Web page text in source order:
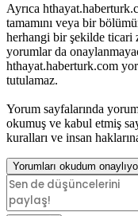
Ayrıca
tamamını veya bir
herhangi bir şekilde ticari
yorumlar da
hthayat.haberturk.com
tutulamaz.
Yorum sayfalarında
okumuş ve kabul etmiş
kuralları ve insan
Yorumları okudum